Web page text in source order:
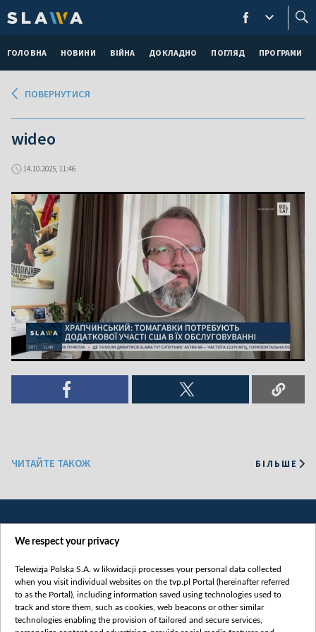
ГОЛОВНА НОВИНИ ВІЙНА ДОКЛАДНО ПОГЛЯД ПРОГРАМИ
ПОВЕРНУТИСЯ
wideo
14.10.2025, 11:46
ЧИТАЙТЕ ТАКОЖ БІЛЬШЕ
Категорії
We respect your privacy
Telewizja Polska S.A. w likwidacji processes your personal data collected
when you visit individual websites on the tvp.pl Portal (hereinafter referred
to as the Portal), including information saved using technologies used to
track and store them, such as cookies, web beacons or other similar
technologies enabling the provision of tailored and secure services,